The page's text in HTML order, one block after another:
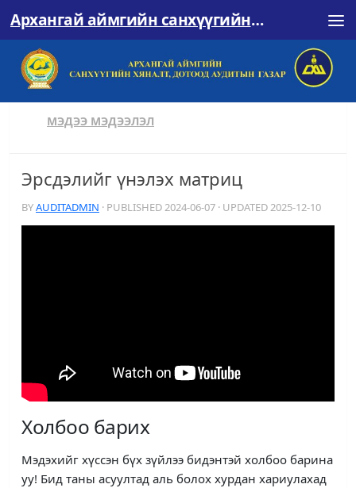
Skip to content Архангай аймгийн санхүүгийн хяналт, дотоод аудитын газар
МЭДЭЭ МЭДЭЭЛЭЛ
Эрсдэлийг үнэлэх матриц
BYAUDITADMIN · PUBLISHED2024-06-07 · UPDATED2025-12-10
Холбоо барих
Мэдэхийг хүссэн бүх зүйлээ бидэнтэй холбоо барина
уу! Бид таны асуултад аль болох хурдан хариулахад